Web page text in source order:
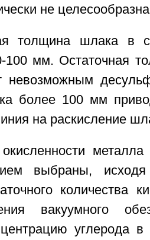
не
толщина шлака в
100 мм. Остаточная
невозможным
более 100 мм
на раскисление
выбраны,
количества
вакуумного
углерода